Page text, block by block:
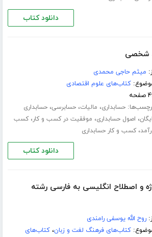
دانلود کتاب
شخصی
میثم حاجی محمدی
کتاب‌های علوم اقتصادی
حسابداری، مالیات،حسابرسی،حسابداری
، اصول حسابداری، موفقیت در کسب و کار،کسب
،کسب و کار حسابداری
دانلود کتاب
کتاب 34000 واژه و اصطلاح انگلیسی به فارسی رشته
روح الله یوسفی رامندی
کتاب‌های فرهنگ لغت و زبان،کتاب‌های